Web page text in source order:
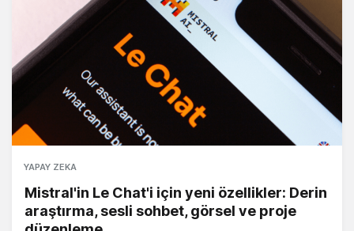
YAPAY ZEKA
Mistral'in Le Chat'i için yeni özellikler: Derin
araştırma, sesli sohbet, görsel ve proje